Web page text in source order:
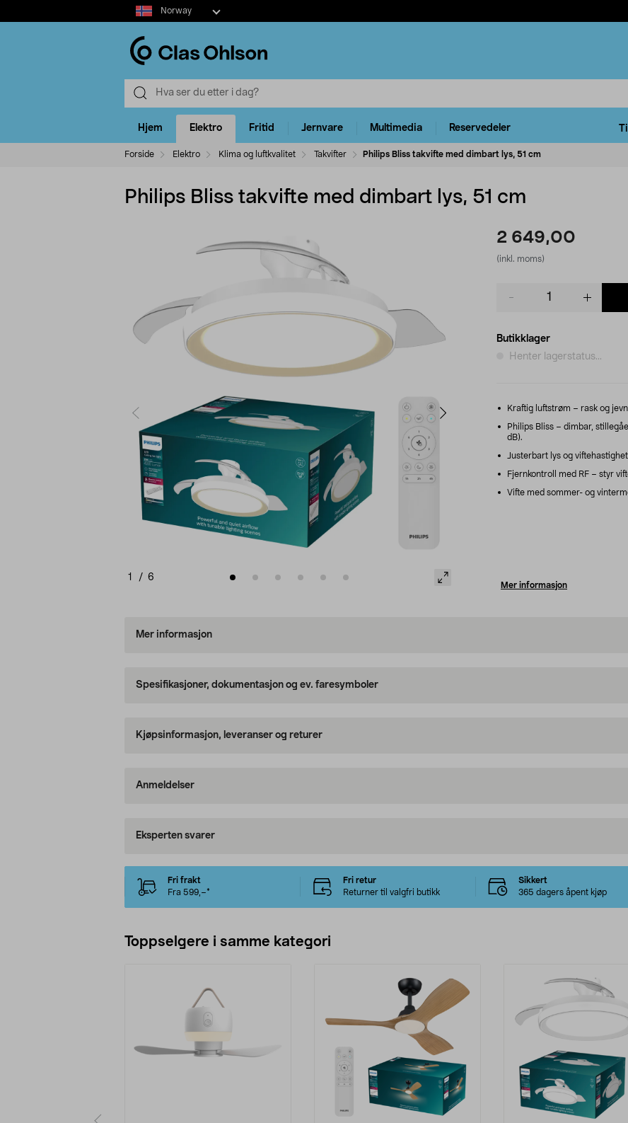
Select
market
Norway
Hjem Elektro Fritid Jernvare Multimedia Reservedeler
Forside Elektro Klima og luftkvalitet Takvifter Philips Bliss takvifte med dimbart lys, 51 cm
Philips Bliss takvifte med dimbart lys, 51 cm
1 / 6
2 649,00
(inkl. moms)
Butikklager
Henter lagerstatus...
Kraftig luftstrøm – rask og
Philips Bliss – dimbar,
dB).
Justerbart lys og
Fjernkontroll med RF – styr
Vifte med sommer- og
Mer informasjon
Mer informasjon
Spesifikasjoner, dokumentasjon og ev. faresymboler
Kjøpsinformasjon, leveranser og returer
Anmeldelser
Eksperten svarer
Fri frakt
Fra 599,–*
Fri retur
Returner til valgfri butikk
Sikkert
365 dagers åpent kjøp
Toppselgere i samme kategori